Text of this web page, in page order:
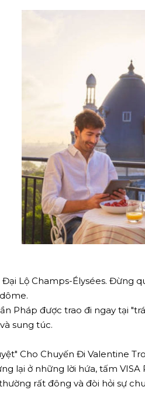
Đại Lộ Champs-Élysées.
Pháp được trao đi ngay tại
sung túc.
Cho Chuyến Đi Valentine
lại ở những lời hứa, tấm
rất đông và đòi hỏi sự